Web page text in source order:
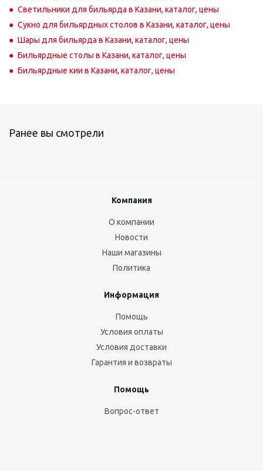
Светильники для бильярда в Казани, каталог, цены
Сукно для бильярдных столов в Казани, каталог, цены
Шары для бильярда в Казани, каталог, цены
Бильярдные столы в Казани, каталог, цены
Бильярдные кии в Казани, каталог, цены
Ранее вы смотрели
Компания
О компании
Новости
Наши магазины
Политика
Информация
Помощь
Условия оплаты
Условия доставки
Гарантия и возвраты
Помощь
Вопрос-ответ